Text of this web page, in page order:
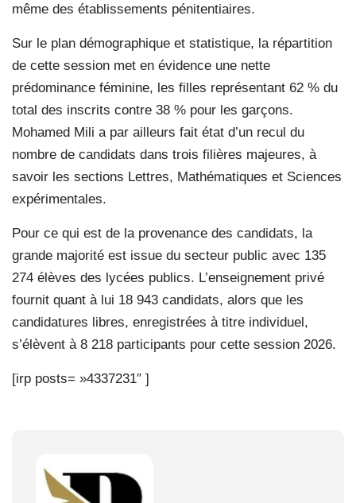
même des établissements pénitentiaires.
Sur le plan démographique et statistique, la répartition
de cette session met en évidence une nette
prédominance féminine, les filles représentant 62 % du
total des inscrits contre 38 % pour les garçons.
Mohamed Mili a par ailleurs fait état d’un recul du
nombre de candidats dans trois filières majeures, à
savoir les sections Lettres, Mathématiques et Sciences
expérimentales.
Pour ce qui est de la provenance des candidats, la
grande majorité est issue du secteur public avec 135
274 élèves des lycées publics. L’enseignement privé
fournit quant à lui 18 943 candidats, alors que les
candidatures libres, enregistrées à titre individuel,
s’élèvent à 8 218 participants pour cette session 2026.
[irp posts= »4337231″ ]